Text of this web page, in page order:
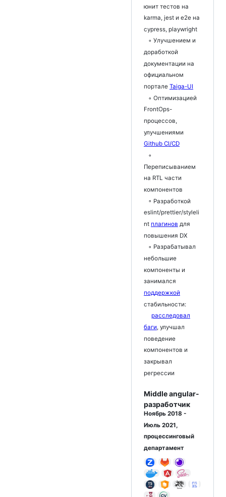
юнит тестов на
karma, jest и e2e на
cypress, playwright
◦ Улучшением и
доработкой
документации на
официальном
портале Taiga-UI
◦ Оптимизацией
FrontOps-
процессов,
улучшениями
Github CI/CD
◦
Переписыванием
на RTL части
компонентов
◦ Разработкой
eslint/prettier/styleli
nt плагинов для
повышения DX
◦ Разрабатывал
небольшие
компоненты и
занимался
поддержкой
стабильности:
расследовал
баги, улучшал
поведение
компонентов и
закрывал
регрессии
Middle angular-
разработчик
Ноябрь 2018 -
Июль 2021,
процессинговый
департамент